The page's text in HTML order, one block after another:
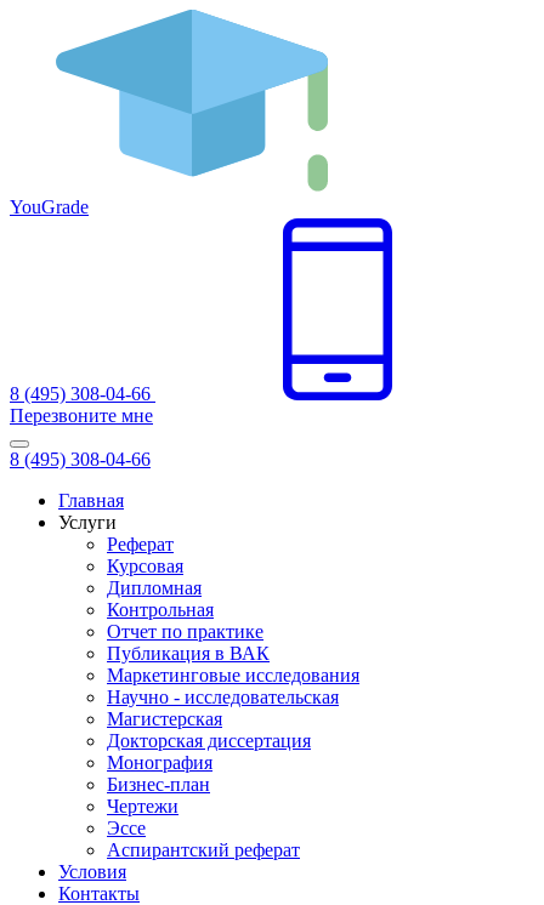
YouGrade
8 (495) 308-04-66
Перезвоните мне
8 (495) 308-04-66
Главная
Услуги
Реферат
Курсовая
Дипломная
Контрольная
Отчет по практике
Публикация в ВАК
Маркетинговые исследования
Научно - исследовательская
Магистерская
Докторская диссертация
Монография
Бизнес-план
Чертежи
Эссе
Аспирантский реферат
Условия
Контакты